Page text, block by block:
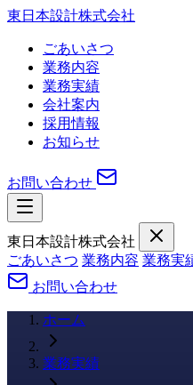
東日本設計株式会社
ごあいさつ
業務内容
業務実績
会社案内
採用情報
お知らせ
お問い合わせ
東日本設計株式会社
ごあいさつ 業務内容 業務実
お問い合わせ
ホーム
業務実績